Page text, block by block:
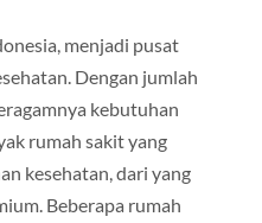
menjadi pusat
Dengan jumlah
kebutuhan
rumah sakit yang
kesehatan, dari yang
Beberapa rumah